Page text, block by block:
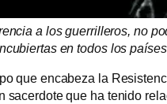
a los guerrilleros, no
en todos los
que encabeza la
sacerdote que ha tenido